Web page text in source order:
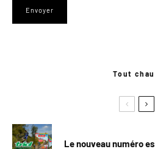
Tout
Le nouveau numéro